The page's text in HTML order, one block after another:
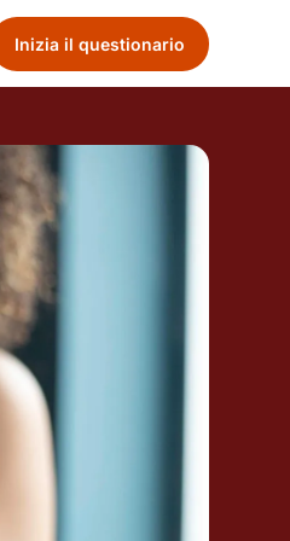
Inizia il questionario